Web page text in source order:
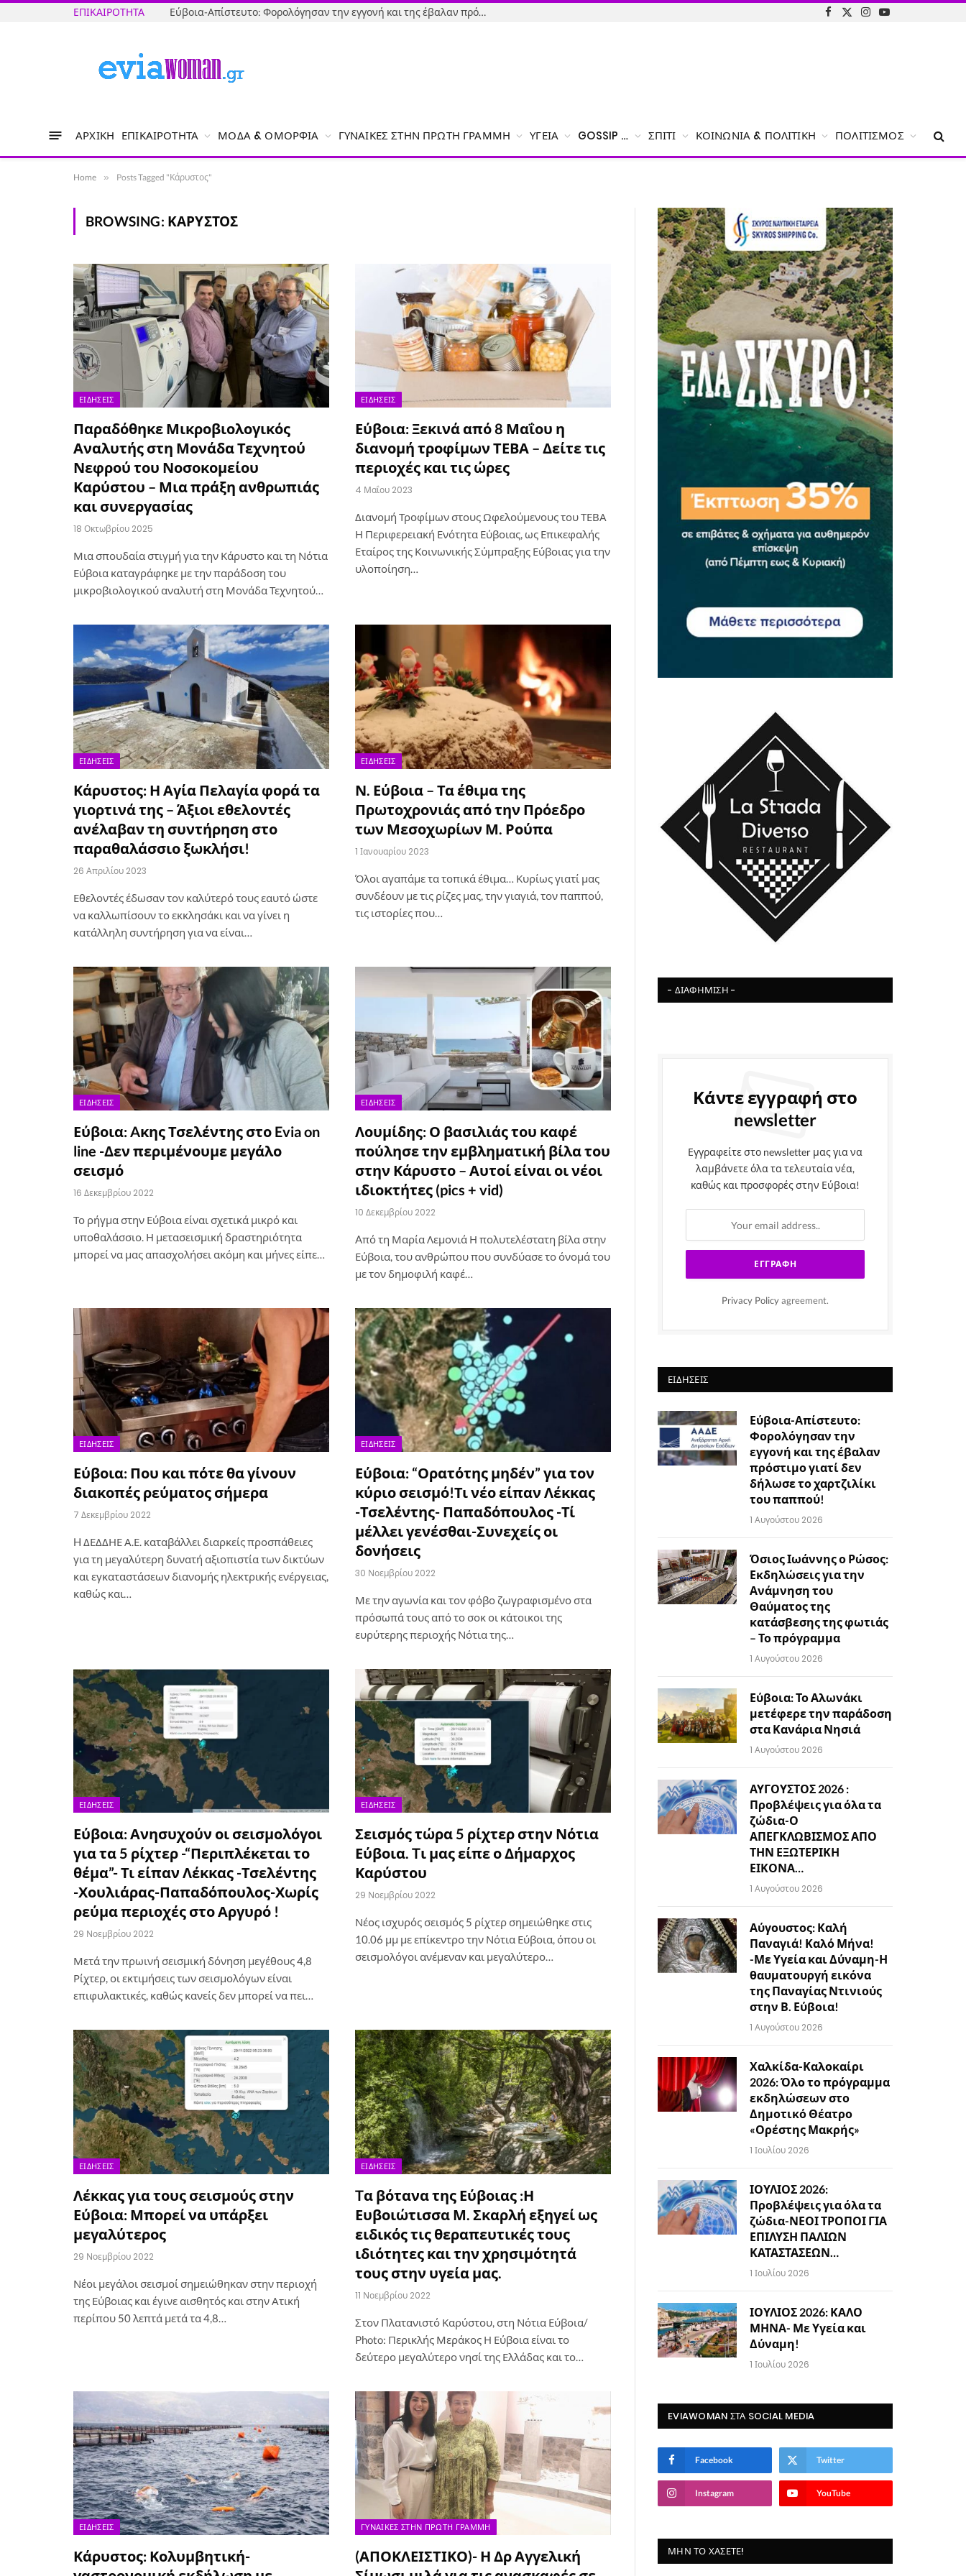
ΕΠΙΚΑΙΡΌΤΗΤΑ Εύβοια-Απίστευτο: Φορολόγησαν την εγγονή και της έβαλαν πρόστιμο γιατί δεν δήλωσε το χαρτζιλίκι του παππού!
Facebook
X
Instagram
YouTube
ΑΡΧΙΚΉ ΕΠΙΚΑΙΡΌΤΗΤΑ ΜΌΔΑ & ΟΜΟΡΦΙΆ ΓΥΝΑΊΚΕΣ ΣΤΗΝ ΠΡΏΤΗ ΓΡΑΜΜΉ ΥΓΕΊΑ GOSSIP … ΣΠΊΤΙ ΚΟΙΝΩΝΊΑ & ΠΟΛΙΤΙΚΉ ΠΟΛΙΤΙΣΜΌΣ
Home » Posts Tagged "Κάρυστος"
BROWSING: ΚΆΡΥΣΤΟΣ
ΕΙΔΉΣΕΙΣ
Παραδόθηκε Μικροβιολογικός
Αναλυτής στη Μονάδα Τεχνητού
Νεφρού του Νοσοκομείου
Καρύστου – Μια πράξη ανθρωπιάς
και συνεργασίας
18 Οκτωβρίου 2025
Μια σπουδαία στιγμή για την Κάρυστο και τη Νότια
Εύβοια καταγράφηκε με την παράδοση του
μικροβιολογικού αναλυτή στη Μονάδα Τεχνητού…
ΕΙΔΉΣΕΙΣ
Εύβοια: Ξεκινά από 8 Μαΐου η
διανομή τροφίμων ΤΕΒΑ – Δείτε τις
περιοχές και τις ώρες
4 Μαΐου 2023
Διανομή Τροφίμων στους Ωφελούμενους του ΤΕΒΑ
Η Περιφερειακή Ενότητα Εύβοιας, ως Επικεφαλής
Εταίρος της Κοινωνικής Σύμπραξης Εύβοιας για την
υλοποίηση…
ΕΙΔΉΣΕΙΣ
Κάρυστος: Η Αγία Πελαγία φορά τα
γιορτινά της – Άξιοι εθελοντές
ανέλαβαν τη συντήρηση στο
παραθαλάσσιο ξωκλήσι!
26 Απριλίου 2023
Εθελοντές έδωσαν τον καλύτερό τους εαυτό ώστε
να καλλωπίσουν το εκκλησάκι και να γίνει η
κατάλληλη συντήρηση για να είναι…
ΕΙΔΉΣΕΙΣ
Ν. Εύβοια – Τα έθιμα της
Πρωτοχρονιάς από την Πρόεδρο
των Μεσοχωρίων Μ. Ρούπα
1 Ιανουαρίου 2023
Όλοι αγαπάμε τα τοπικά έθιμα… Κυρίως γιατί μας
συνδέουν με τις ρίζες μας, την γιαγιά, τον παππού,
τις ιστορίες που…
ΕΙΔΉΣΕΙΣ
Εύβοια: Aκης Τσελέντης στο Evia on
line -Δεν περιμένουμε μεγάλο
σεισμό
16 Δεκεμβρίου 2022
Το ρήγμα στην Εύβοια είναι σχετικά μικρό και
υποθαλάσσιο. Η μετασεισμική δραστηριότητα
μπορεί να μας απασχολήσει ακόμη και μήνες είπε…
ΕΙΔΉΣΕΙΣ
Λουμίδης: Ο βασιλιάς του καφέ
πούλησε την εμβληματική βίλα του
στην Κάρυστο – Αυτοί είναι οι νέοι
ιδιοκτήτες (pics + vid)
10 Δεκεμβρίου 2022
Aπό τη Μαρία Λεμονιά Η πολυτελέστατη βίλα στην
Εύβοια, του ανθρώπου που συνδύασε το όνομά του
με τον δημοφιλή καφέ…
ΕΙΔΉΣΕΙΣ
Εύβοια: Που και πότε θα γίνουν
διακοπές ρεύματος σήμερα
7 Δεκεμβρίου 2022
H ΔΕΔΔΗΕ Α.Ε. καταβάλλει διαρκείς προσπάθειες
για τη μεγαλύτερη δυνατή αξιοπιστία των δικτύων
και εγκαταστάσεων διανομής ηλεκτρικής ενέργειας,
καθώς και…
ΕΙΔΉΣΕΙΣ
Εύβοια: “Ορατότης μηδέν” για τον
κύριο σεισμό!Τι νέο είπαν Λέκκας
-Τσελέντης- Παπαδόπουλος -Τί
μέλλει γενέσθαι-Συνεχείς οι
δονήσεις
30 Νοεμβρίου 2022
Με την αγωνία και τον φόβο ζωγραφισμένο στα
πρόσωπά τους από το σοκ οι κάτοικοι της
ευρύτερης περιοχής Νότια της…
ΕΙΔΉΣΕΙΣ
Εύβοια: Ανησυχούν οι σεισμολόγοι
για τα 5 ρίχτερ -“Περιπλέκεται το
θέμα”- Τι είπαν Λέκκας -Τσελέντης
-Χουλιάρας-Παπαδόπουλος-Χωρίς
ρεύμα περιοχές στο Αργυρό !
29 Νοεμβρίου 2022
Μετά την πρωινή σεισμική δόνηση μεγέθους 4,8
Ρίχτερ, οι εκτιμήσεις των σεισμολόγων είναι
επιφυλακτικές, καθώς κανείς δεν μπορεί να πει…
ΕΙΔΉΣΕΙΣ
Σεισμός τώρα 5 ρίχτερ στην Νότια
Εύβοια. Tι μας είπε ο Δήμαρχος
Καρύστου
29 Νοεμβρίου 2022
Νέος ισχυρός σεισμός 5 ρίχτερ σημειώθηκε στις
10.06 μμ με επίκεντρο την Νότια Εύβοια, όπου οι
σεισμολόγοι ανέμεναν και μεγαλύτερο…
ΕΙΔΉΣΕΙΣ
Λέκκας για τους σεισμούς στην
Εύβοια: Μπορεί να υπάρξει
μεγαλύτερος
29 Νοεμβρίου 2022
Νέοι μεγάλοι σεισμοί σημειώθηκαν στην περιοχή
της Εύβοιας και έγινε αισθητός και στην Ατική
περίπου 50 λεπτά μετά τα 4,8…
ΕΙΔΉΣΕΙΣ
Tα βότανα της Εύβοιας :Η
Ευβοιώτισσα Μ. Σκαρλή εξηγεί ως
ειδικός τις θεραπευτικές τους
ιδιότητες και την χρησιμότητά
τους στην υγεία μας.
11 Νοεμβρίου 2022
Στον Πλατανιστό Καρύστου, στη Νότια Εύβοια/
Photo: Περικλής Μεράκος Η Εύβοια είναι το
δεύτερο μεγαλύτερο νησί της Ελλάδας και το…
ΕΙΔΉΣΕΙΣ
Κάρυστος: Κολυμβητική-
ΓΥΝΑΊΚΕΣ ΣΤΗΝ ΠΡΏΤΗ ΓΡΑΜΜΉ
(ΑΠΟΚΛΕΙΣΤΙΚΟ)- Η Δρ Αγγελική
- ΔΙΑΦΉΜΙΣΗ -
Κάντε εγγραφή στο
newsletter
Εγγραφείτε στο newsletter μας για να
λαμβάνετε όλα τα τελευταία νέα,
καθώς και προσφορές στην Εύβοια!
Privacy Policy agreement.
ΕΙΔΉΣΕΙΣ
Εύβοια-Απίστευτο:
Φορολόγησαν την
εγγονή και της έβαλαν
πρόστιμο γιατί δεν
δήλωσε το χαρτζιλίκι
του παππού!
1 Αυγούστου 2026
Όσιος Ιωάννης ο Ρώσος:
Εκδηλώσεις για την
Ανάμνηση του
Θαύματος της
κατάσβεσης της φωτιάς
– Το πρόγραμμα
1 Αυγούστου 2026
Εύβοια: Το Αλωνάκι
μετέφερε την παράδοση
στα Κανάρια Νησιά
1 Αυγούστου 2026
ΑΥΓΟΥΣΤΟΣ 2026 :
Προβλέψεις για όλα τα
ζώδια-Ο
ΑΠΕΓΚΛΩΒΙΣΜΟΣ ΑΠΟ
ΤΗΝ ΕΞΩΤΕΡΙΚΗ
ΕΙΚΟΝΑ…
1 Αυγούστου 2026
Αύγουστος: Καλή
Παναγιά! Καλό Μήνα!
-Με Υγεία και Δύναμη-Η
θαυματουργή εικόνα
της Παναγίας Ντινιούς
στην Β. Εύβοια!
1 Αυγούστου 2026
Χαλκίδα-Καλοκαίρι
2026: Όλο το πρόγραμμα
εκδηλώσεων στο
Δημοτικό Θέατρο
«Ορέστης Μακρής»
1 Ιουλίου 2026
ΙΟΥΛΙΟΣ 2026:
Προβλέψεις για όλα τα
ζώδια-ΝΕΟΙ ΤΡΟΠΟΙ ΓΙΑ
ΕΠΙΛΥΣΗ ΠΑΛΙΩΝ
ΚΑΤΑΣΤΑΣΕΩΝ…
1 Ιουλίου 2026
ΙΟΥΛΙΟΣ 2026: ΚΑΛΟ
ΜΗΝΑ- Με Υγεία και
Δύναμη!
1 Ιουλίου 2026
EVIAWOMAN ΣΤΑ SOCIAL MEDIA
Facebook Twitter
Instagram YouTube
ΜΗΝ ΤΟ ΧΆΣΕΤΕ!